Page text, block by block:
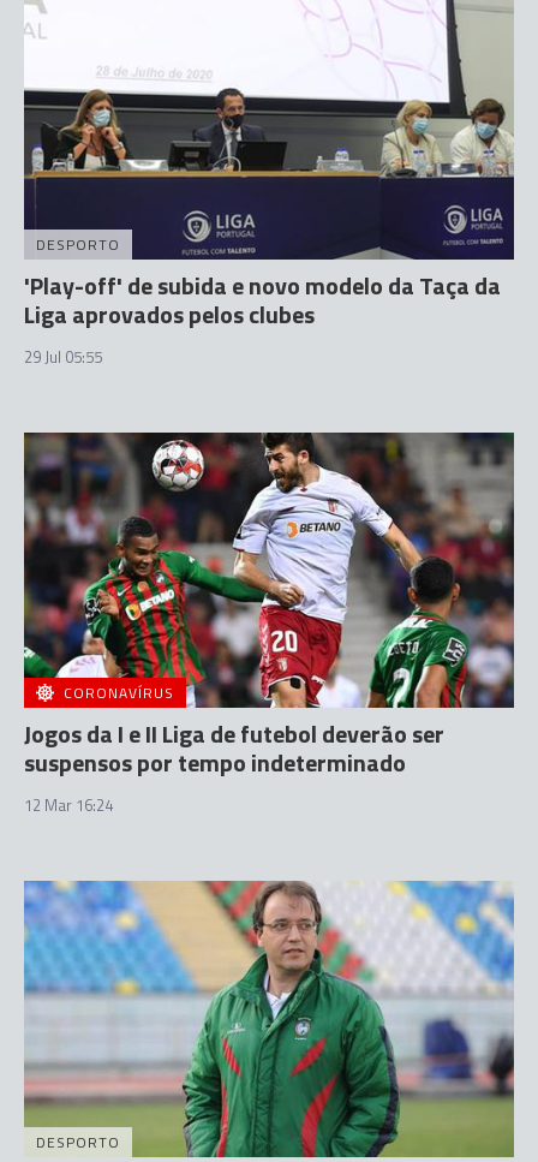
DESPORTO
'Play-off' de subida e novo modelo da Taça da
Liga aprovados pelos clubes
29 Jul 05:55
CORONAVÍRUS
Jogos da I e II Liga de futebol deverão ser
suspensos por tempo indeterminado
12 Mar 16:24
DESPORTO